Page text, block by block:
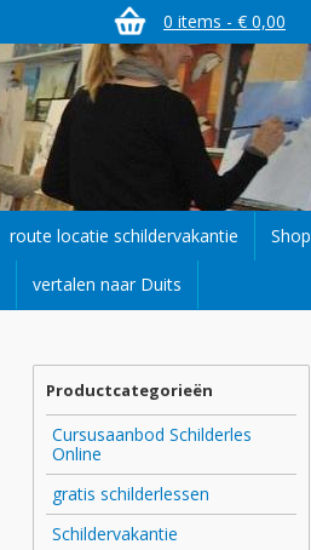
0 items - € 0,00
route locatie schildervakantie Shop
vertalen naar Duits
Productcategorieën
Cursusaanbod Schilderles
Online
gratis schilderlessen
Schildervakantie